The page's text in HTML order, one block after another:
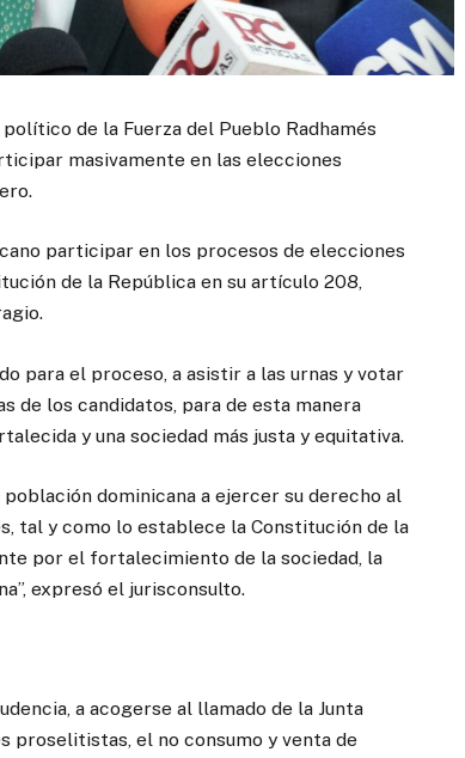
de la Fuerza del Pueblo Radhamés
masivamente en las elecciones
participar en los procesos de elecciones
de la República en su artículo 208,
para el proceso, a asistir a las urnas y votar
de los candidatos, para de esta manera
y una sociedad más justa y equitativa.
dominicana a ejercer su derecho al
tal y como lo establece la Constitución de la
por el fortalecimiento de la sociedad, la
expresó el jurisconsulto.
a acogerse al llamado de la Junta
proselitistas, el no consumo y venta de